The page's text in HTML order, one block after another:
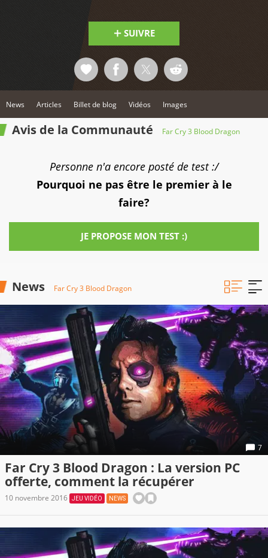
SUIVRE
News Articles Billet de blog Vidéos Images
Avis de la Communauté Far Cry 3 Blood Dragon
Personne n'a encore posté de test :/
Pourquoi ne pas être le premier à le
faire?
JE PROPOSE MON TEST :)
News Far Cry 3 Blood Dragon
7
Far Cry 3 Blood Dragon : La version PC
offerte, comment la récupérer
10 novembre 2016 JEU VIDÉO NEWS